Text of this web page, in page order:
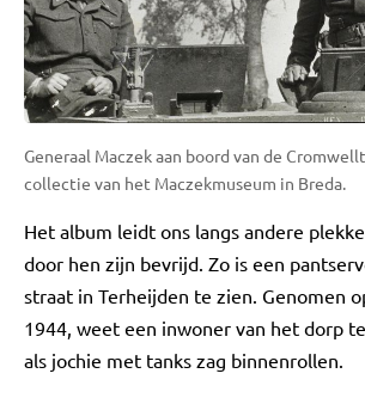
Generaal Maczek aan boord van de
collectie van het Maczekmuseum in Breda.
Het album leidt ons langs andere
door hen zijn bevrijd. Zo is een
straat in Terheijden te zien. Genomen
1944, weet een inwoner van het dorp
als jochie met tanks zag binnenrollen.